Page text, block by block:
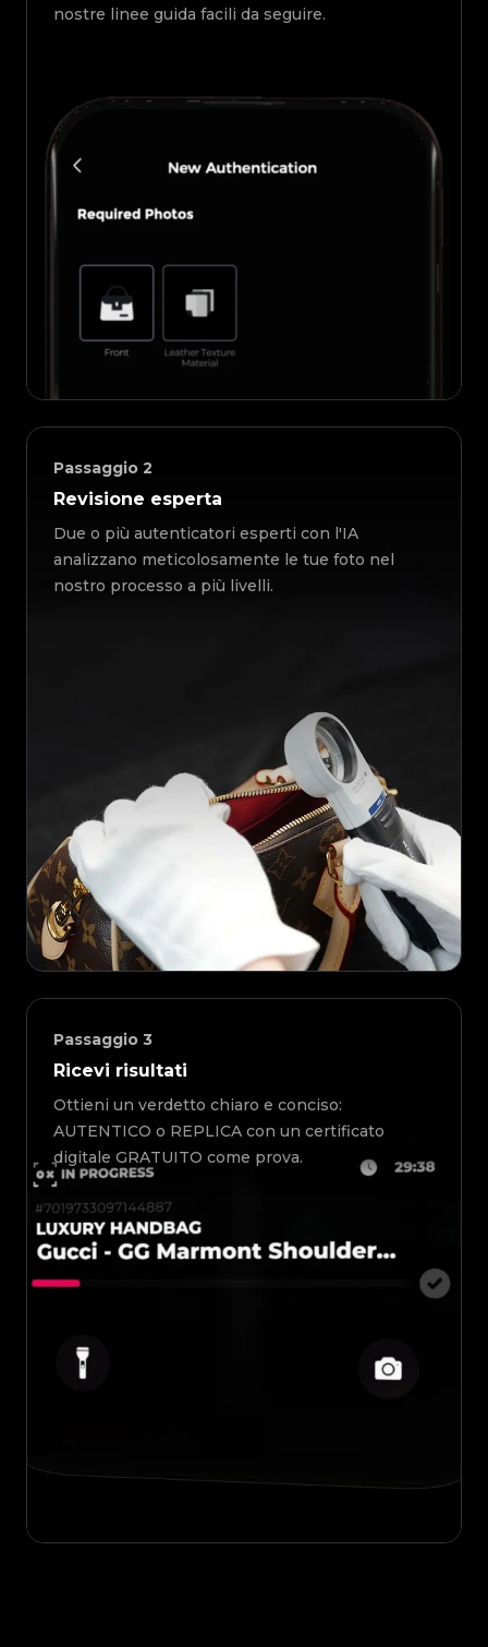
nostre linee guida facili da seguire.
Passaggio 2
Revisione esperta
Due o più autenticatori esperti con l'IA
analizzano meticolosamente le tue foto nel
nostro processo a più livelli.
Passaggio 3
Ricevi risultati
Ottieni un verdetto chiaro e conciso:
AUTENTICO o REPLICA con un certificato
digitale GRATUITO come prova.